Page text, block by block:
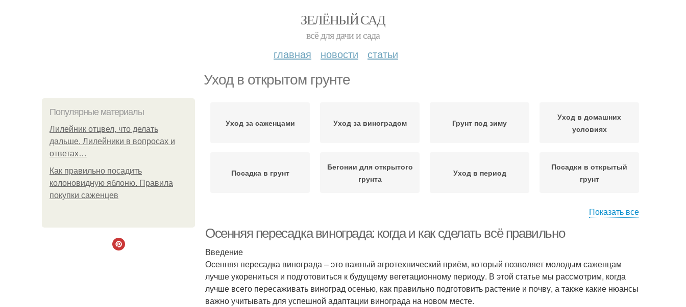
ЗЕЛЁНЫЙ САД
всё для дачи и сада
главная новости статьи
Уход в открытом грунте
Популярные материалы
Лилейник отцвел, что делать
дальше. Лилейники в вопросах и
ответах…
Как правильно посадить
колоновидную яблоню. Правила
покупки саженцев
Уход за саженцами Уход за виноградом Грунт под зиму
Уход в домашних
условиях
Посадка в грунт
Бегонии для открытого
грунта
Уход в период
Посадки в открытый
грунт
малиной
Показать все
Осенняя пересадка винограда: когда и как сделать всё правильно
Введение
Осенняя пересадка винограда – это важный агротехнический приём, который позволяет молодым саженцам
лучше укорениться и подготовиться к будущему вегетационному периоду. В этой статье мы рассмотрим, когда
лучше всего пересаживать виноград осенью, как правильно подготовить растение и почву, а также какие нюансы
важно учитывать для успешной адаптации винограда на новом месте.